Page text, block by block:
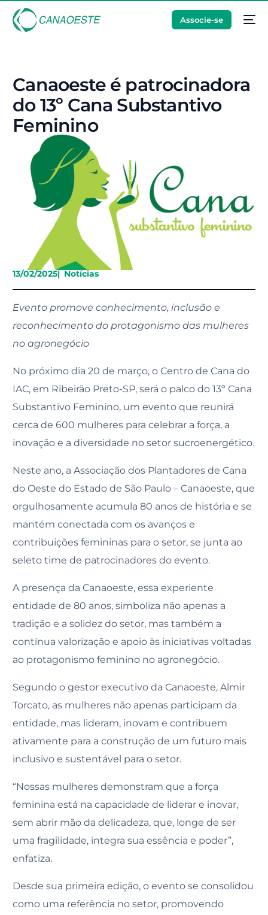
Associe-se
Canaoeste é patrocinadora
do 13º Cana Substantivo
Feminino
13/02/2025| Notícias
Evento promove conhecimento, inclusão e
reconhecimento do protagonismo das mulheres
no agronegócio
No próximo dia 20 de março, o Centro de Cana do
IAC, em Ribeirão Preto-SP, será o palco do 13º Cana
Substantivo Feminino, um evento que reunirá
cerca de 600 mulheres para celebrar a força, a
inovação e a diversidade no setor sucroenergético.
Neste ano, a Associação dos Plantadores de Cana
do Oeste do Estado de São Paulo – Canaoeste, que
orgulhosamente acumula 80 anos de história e se
mantém conectada com os avanços e
contribuições femininas para o setor, se junta ao
seleto time de patrocinadores do evento.
A presença da Canaoeste, essa experiente
entidade de 80 anos, simboliza não apenas a
tradição e a solidez do setor, mas também a
contínua valorização e apoio às iniciativas voltadas
ao protagonismo feminino no agronegócio.
Segundo o gestor executivo da Canaoeste, Almir
Torcato, as mulheres não apenas participam da
entidade, mas lideram, inovam e contribuem
ativamente para a construção de um futuro mais
inclusivo e sustentável para o setor.
“Nossas mulheres demonstram que a força
feminina está na capacidade de liderar e inovar,
sem abrir mão da delicadeza, que, longe de ser
uma fragilidade, integra sua essência e poder”,
enfatiza.
Desde sua primeira edição, o evento se consolidou
como uma referência no setor, promovendo